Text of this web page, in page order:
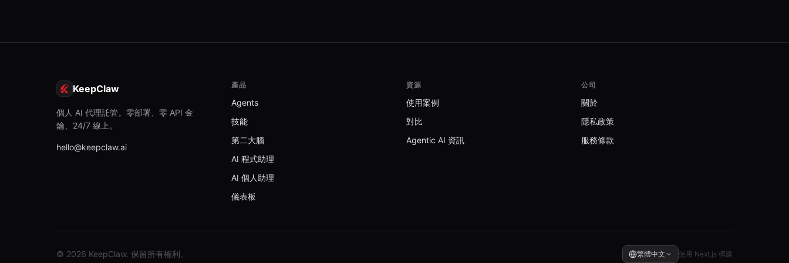
KeepClaw
個人 AI 代理託管。零部署、零 API 金
鑰、24/7 線上。
hello@keepclaw.ai
產品
Agents
技能
第二大腦
AI 程式助理
AI 個人助理
儀表板
資源
使用案例
對比
Agentic AI 資訊
公司
關於
隱私政策
服務條款
© 2026 KeepClaw. 保留所有權利。 繁體中文 使用 Next.js 構建